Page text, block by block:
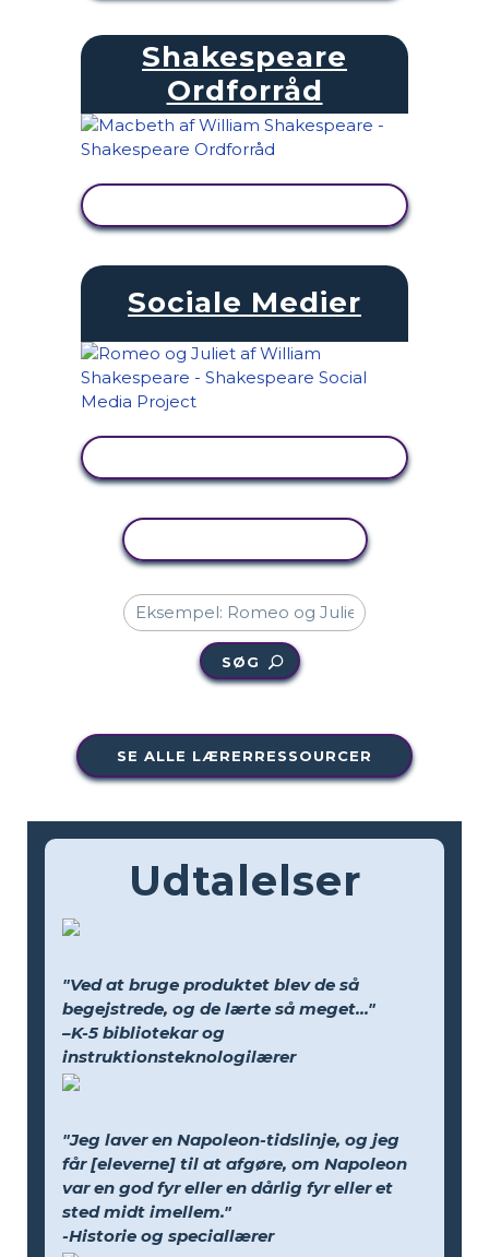
Shakespeare
Ordforråd
Sociale Medier
SØG
SE ALLE LÆRERRESSOURCER
Udtalelser
"Ved at bruge produktet blev de så
begejstrede, og de lærte så meget..."
–K-5 bibliotekar og
instruktionsteknologilærer
"Jeg laver en Napoleon-tidslinje, og jeg
får [eleverne] til at afgøre, om Napoleon
var en god fyr eller en dårlig fyr eller et
sted midt imellem."
-Historie og speciallærer